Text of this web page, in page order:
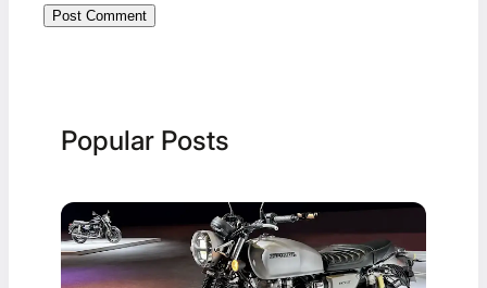
Popular Posts